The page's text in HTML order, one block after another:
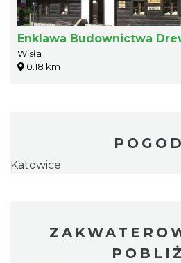
Enklawa Budownictwa
Wisła
0.18 km
Katowice